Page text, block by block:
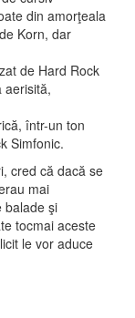
din amorţeala
Korn, dar
de Hard Rock
aerisită,
într-un ton
Simfonic.
cred că dacă se
mai
balade şi
tocmai aceste
le vor aduce